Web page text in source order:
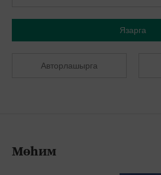
Язарга
Авторлашырга
Мөһим